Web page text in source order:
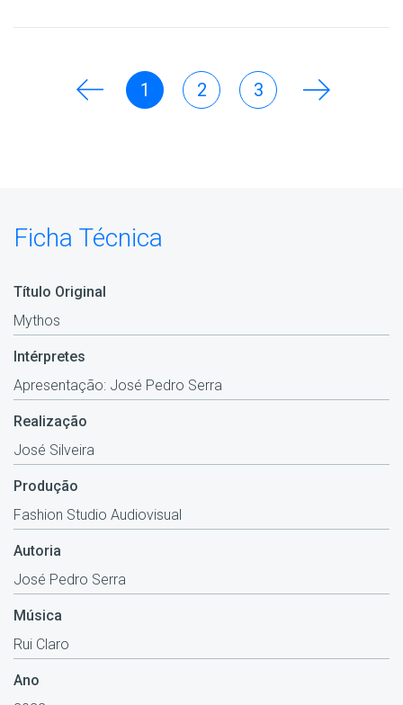
1 2 3
Ficha Técnica
Título Original
Mythos
Intérpretes
Apresentação: José Pedro Serra
Realização
José Silveira
Produção
Fashion Studio Audiovisual
Autoria
José Pedro Serra
Música
Rui Claro
Ano